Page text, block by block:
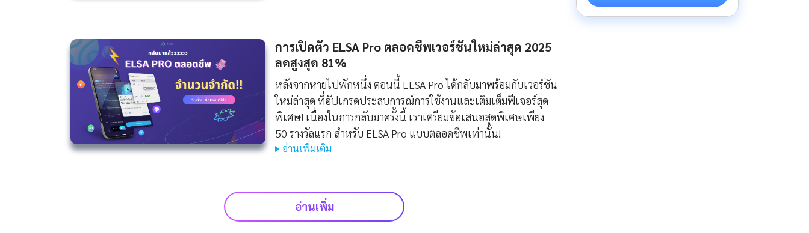
การเปิดตัว ELSA Pro ตลอดชีพเวอร์ชันใหม่ล่าสุด 2025
ลดสูงสุด 81%
หลังจากหายไปพักหนึ่ง ตอนนี้ ELSA Pro ได้กลับมาพร้อมกับเวอร์ชัน
ใหม่ล่าสุด ที่อัปเกรดประสบการณ์การใช้งานและเติมเต็มฟีเจอร์สุด
พิเศษ! เนื่องในการกลับมาครั้งนี้ เราเตรียมข้อเสนอสุดพิเศษเพียง
50 รางวัลแรก สำหรับ ELSA Pro แบบตลอดชีพเท่านั้น!
อ่านเพิ่มเติม
อ่านเพิ่ม